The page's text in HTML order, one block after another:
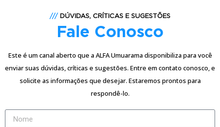
/// DÚVIDAS, CRÍTICAS E SUGESTÕES
Fale Conosco
Este é um canal aberto que a ALFA Umuarama disponibiliza para você
enviar suas dúvidas, críticas e sugestões. Entre em contato conosco, e
solicite as informações que desejar. Estaremos prontos para
respondê-lo.